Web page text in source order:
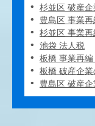
杉並区 破産
豊島区 事業
杉並区 事業
池袋 法人税
板橋 事業再
板橋 破産企
豊島区 破産